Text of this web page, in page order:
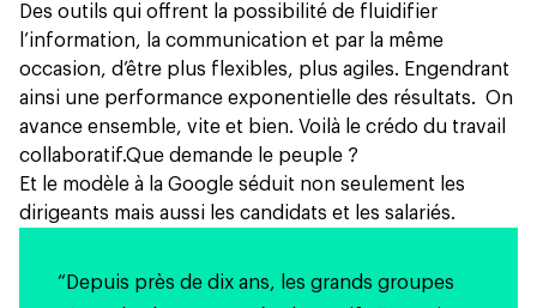
Des outils qui offrent la possibilité de fluidifier
l’information, la communication et par la même
occasion, d’être plus flexibles, plus agiles. Engendrant
ainsi une performance exponentielle des résultats. On
avance ensemble, vite et bien. Voilà le crédo du travail
collaboratif.Que demande le peuple ?
Et le modèle à la Google séduit non seulement les
dirigeants mais aussi les candidats et les salariés.
“Depuis près de dix ans, les grands groupes